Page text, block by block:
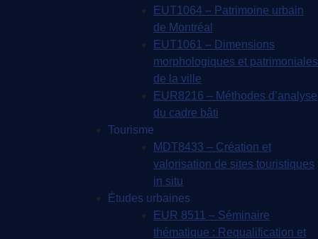
EUT1064 – Patrimoine urbain
de Montréal
EUT1061 – Dimensions
morphologiques et patrimoniales
de la ville
EUR8216 – Méthodes d’analyse
du cadre bâti
Tourisme
MDT8433 – Création et
valorisation de sites touristiques
in situ
Études urbaines
EUR 8511 – Séminaire
thématique : Requalification et